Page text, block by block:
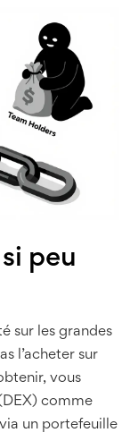
peu
sur les grandes
l’acheter sur
vous
comme
un portefeuille